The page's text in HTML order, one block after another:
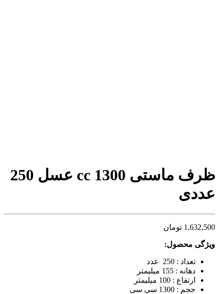
ظرف ماستی 1300 cc عسل 250
عددی
1,632,500 تومان
ویژگی محصول:
تعداد : 250 عدد
دهانه : 155 میلیمتر
ارتفاع : 100 میلیمتر
حجم : 1300 سی سی